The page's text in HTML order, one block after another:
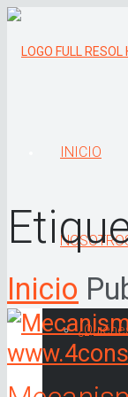
INICIO
Inicio